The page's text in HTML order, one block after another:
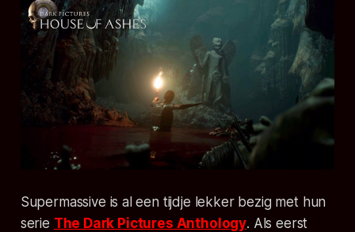
Supermassive is al een tijdje lekker bezig met hun
serie The Dark Pictures Anthology. Als eerst